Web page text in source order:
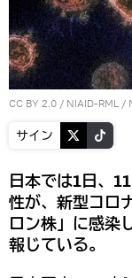
CC BY 2.0 / NIAID-RML /
サイン
日本では1日、
性が、新型コロ
ロン株」に感染
報じている。